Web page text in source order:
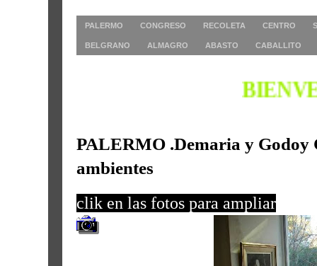
PALERMO CONGRESO RECOLETA CENTRO
BELGRANO ALMAGRO ABASTO CABALLITO
PALERMO .Demaria y
ambientes
clik en las fotos para ampliar